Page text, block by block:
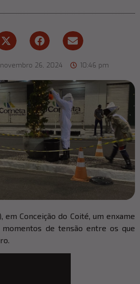
novembro 26, 2024 10:46 pm
Conceição do Coité, um enxame
de tensão entre os que